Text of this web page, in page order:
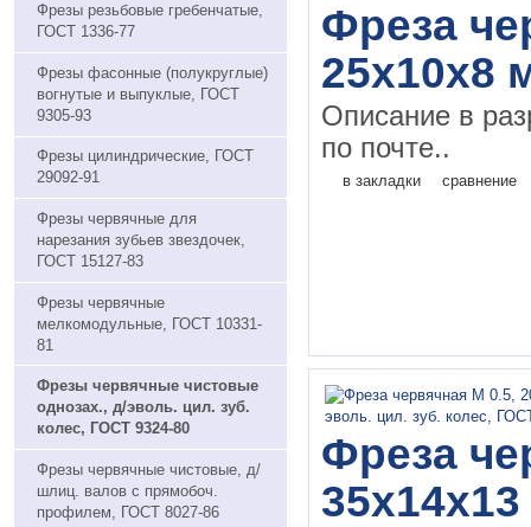
Фрезы резьбовые гребенчатые,
ГОСТ 1336-77
Фрезы фасонные (полукруглые)
вогнутые и выпуклые, ГОСТ
9305-93
Фрезы цилиндрические, ГОСТ
29092-91
Фрезы червячные для
нарезания зубьев звездочек,
ГОСТ 15127-83
Фрезы червячные
мелкомодульные, ГОСТ 10331-
81
Фрезы червячные чистовые
однозах., д/эволь. цил. зуб.
колес, ГОСТ 9324-80
Фрезы червячные чистовые, д/
шлиц. валов с прямобоч.
профилем, ГОСТ 8027-86
Фреза
25х10х8
Описание в
по почте..
в закладки сравнение
Фреза